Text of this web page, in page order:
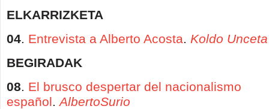
ELKARRIZKETA
04. Entrevista a Alberto Acosta. Koldo Unceta
BEGIRADAK
08. El brusco despertar del nacionalismo
español.AlbertoSurio